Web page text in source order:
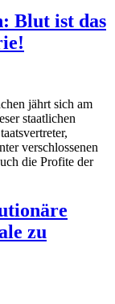
Blut ist das
jährt sich am
staatlichen
verschlossenen
die Profite der
zu